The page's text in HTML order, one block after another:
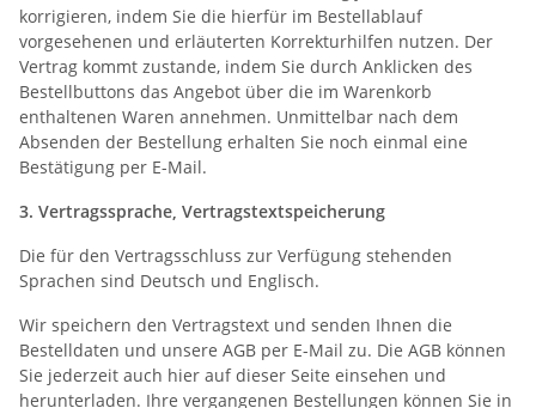
korrigieren, indem Sie die hierfür im Bestellablauf
vorgesehenen und erläuterten Korrekturhilfen nutzen. Der
Vertrag kommt zustande, indem Sie durch Anklicken des
Bestellbuttons das Angebot über die im Warenkorb
enthaltenen Waren annehmen. Unmittelbar nach dem
Absenden der Bestellung erhalten Sie noch einmal eine
Bestätigung per E-Mail.
3. Vertragssprache, Vertragstextspeicherung
Die für den Vertragsschluss zur Verfügung stehenden
Sprachen sind Deutsch und Englisch.
Wir speichern den Vertragstext und senden Ihnen die
Bestelldaten und unsere AGB per E-Mail zu. Die AGB können
Sie jederzeit auch hier auf dieser Seite einsehen und
herunterladen. Ihre vergangenen Bestellungen können Sie in